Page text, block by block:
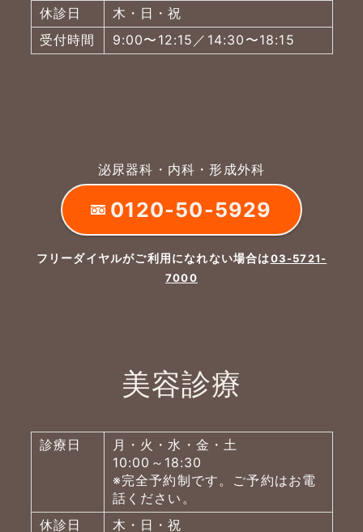
休診日
木・日・祝
受付時間
9:00〜12:15／14:30〜18:15
泌尿器科・内科・形成外科
0120-50-5929
フリーダイヤルがご利用になれない場合は03-5721-
7000
美容診療
診療日
月・火・水・金・土
10:00～18:30
※完全予約制です。ご予約はお電
話ください。
休診日
木・日・祝